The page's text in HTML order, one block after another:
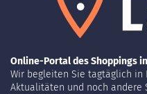
Online-Portal des Shoppings
Wir begleiten Sie tagtäglich in
Aktualitäten und noch andere